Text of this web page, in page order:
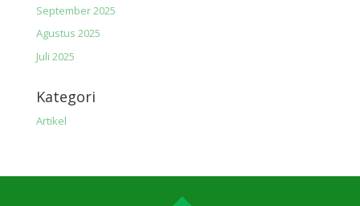
September 2025
Agustus 2025
Juli 2025
Kategori
Artikel